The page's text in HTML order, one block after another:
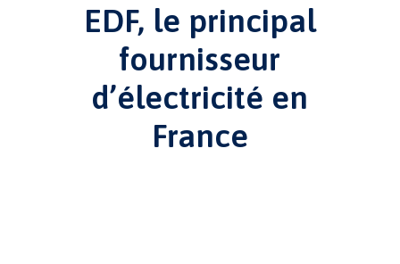
EDF, le principal
fournisseur
d’électricité en
France